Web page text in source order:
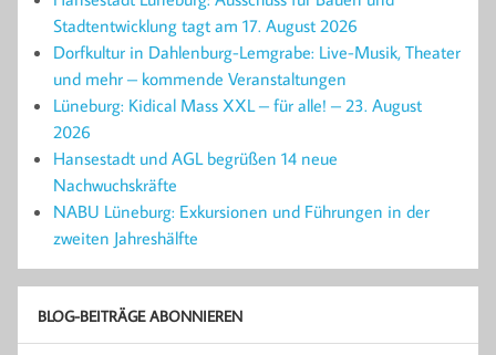
Stadtentwicklung tagt am 17. August 2026
Dorfkultur in Dahlenburg-Lemgrabe: Live-Musik, Theater
und mehr – kommende Veranstaltungen
Lüneburg: Kidical Mass XXL – für alle! – 23. August
2026
Hansestadt und AGL begrüßen 14 neue
Nachwuchskräfte
NABU Lüneburg: Exkursionen und Führungen in der
zweiten Jahreshälfte
BLOG-BEITRÄGE ABONNIEREN